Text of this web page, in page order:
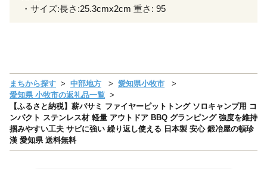
・サイズ:長さ:25.3cmx2cm 重さ: 95
まちから探す 中部地方
愛知県小牧市
愛知県 小牧市の返礼品一覧
【ふるさと納税】薪バサミ ファイヤーピットトング ソロキャンプ用 コ
ンパクト ステンレス材 軽量 アウトドア BBQ グランピング 強度を維持
掴みやすい工夫 サビに強い 繰り返し使える 日本製 安心 鍛冶屋の頓珍
漢 愛知県 送料無料